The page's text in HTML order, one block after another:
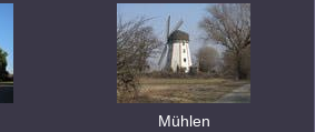
Mühlen